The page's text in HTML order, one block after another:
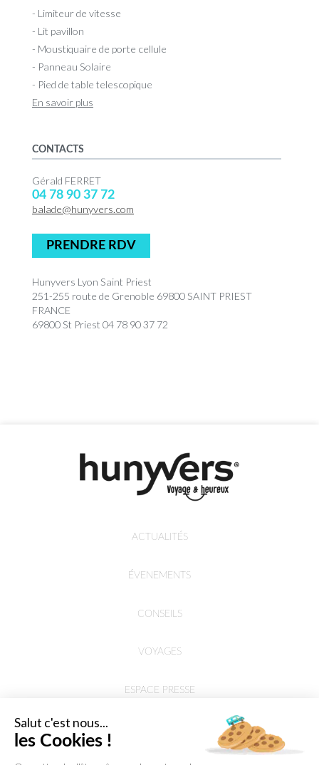
- Limiteur de vitesse
- Lit pavillon
- Moustiquaire de porte cellule
- Panneau Solaire
- Pied de table telescopique
En savoir plus
CONTACTS
Gérald FERRET
04 78 90 37 72
balade@hunyvers.com
PRENDRE RDV
Hunyvers Lyon Saint Priest
251-255 route de Grenoble 69800 SAINT PRIEST
FRANCE
69800 St Priest 04 78 90 37 72
ACTUALITÉS
ÉVENEMENTS
CONSEILS
VOYAGES
ESPACE PRESSE
Salut c'est nous...
les Cookies !